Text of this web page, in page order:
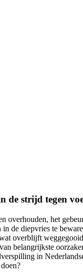
de strijd tegen
overhouden, het
de diepvries te
overblijft
belangrijkste
in